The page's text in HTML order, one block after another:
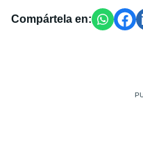
Compártela en: